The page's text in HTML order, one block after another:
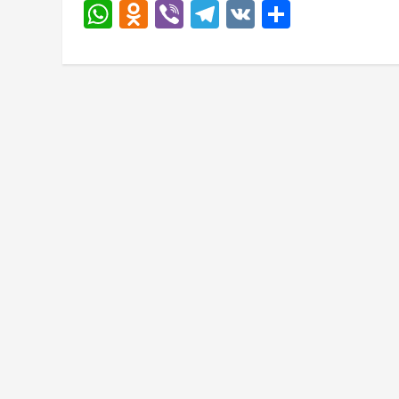
WhatsApp
Odnoklassniki
ViberTelegram
VK